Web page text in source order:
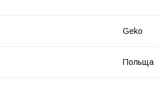
Geko
Польща